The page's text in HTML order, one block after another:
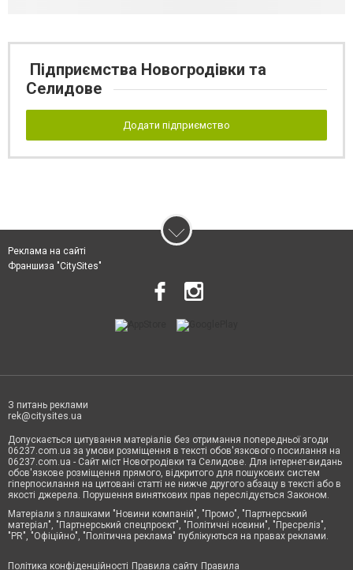
Підприємства Новогродівки та
Селидове
Додати підприємство
Реклама на сайті
Франшиза "CitySites"
З питань реклами
rek@citysites.ua
Допускається цитування матеріалів без отримання попередньої згоди
06237.com.ua за умови розміщення в тексті обов'язкового посилання на
06237.com.ua - Сайт міст Новогродівки та Селидове. Для інтернет-видань
обов'язкове розміщення прямого, відкритого для пошукових систем
гіперпосилання на цитовані статті не нижче другого абзацу в тексті або в
якості джерела. Порушення виняткових прав переслідується Законом.
Матеріали з плашками "Новини компаній", "Промо", "Партнерський
матеріал", "Партнерський спецпроєкт", "Політичні новини", "Пресреліз",
"PR", "Офіційно", "Політична реклама" публікуються на правах реклами.
Політика конфіденційності Правила сайту Правила